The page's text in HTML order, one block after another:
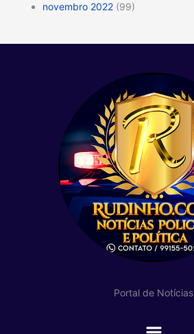
novembro 2022 (99)
Portal de Notícias